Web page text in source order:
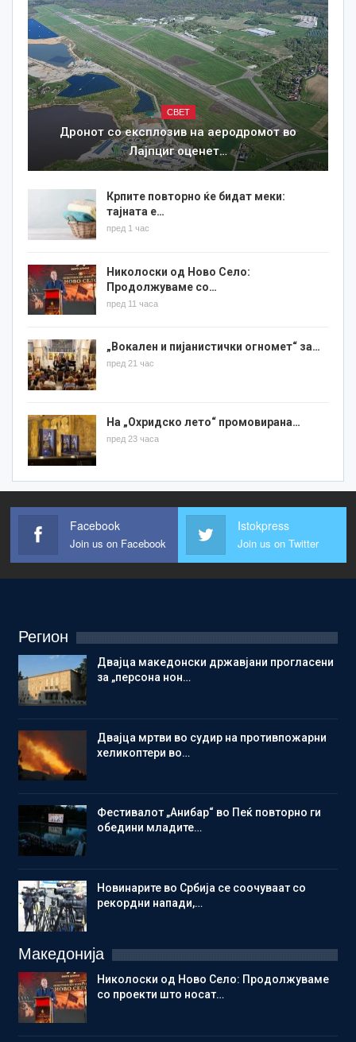
СВЕТ
Дронот со експлозив на аеродромот во
Лајпциг оценет…
Крпите повторно ќе бидат меки:
тајната е…
пред 1 час
Николоски од Ново Село:
Продолжуваме со…
пред 11 часа
„Вокален и пијанистички огномет“ за…
пред 21 час
На „Охридско лето“ промовирана…
пред 23 часа
Facebook
Join us on Facebook
Istokpress
Join us on Twitter
Регион
Двајца македонски државјани прогласени
за „персона нон…
Двајца мртви во судир на противпожарни
хеликоптери во…
Фестивалот „Анибар“ во Пеќ повторно ги
обедини младите…
Новинарите во Србија се соочуваат со
рекордни напади,…
Македонија
Николоски од Ново Село: Продолжуваме
со проекти што носат…